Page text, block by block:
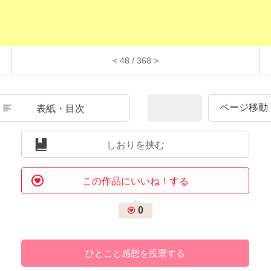
< 48 / 368 >
表紙・目次
しおりを挟む
この作品にいいね！する
0
ひとこと感想を投票する